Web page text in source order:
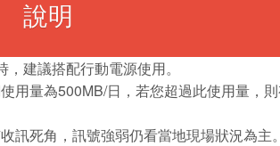
說明
建議搭配行動電源使用。
量為500MB/日，若您超過此使用量，
死角，訊號強弱仍看當地現場狀況為